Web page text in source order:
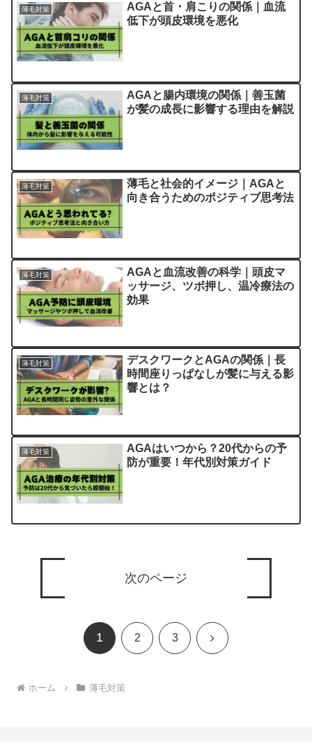
薄毛対策
AGAと首・肩こりの関係｜血流
低下が頭皮環境を悪化
薄毛対策
AGAと腸内環境の関係｜善玉菌
が髪の成長に影響する理由を解説
薄毛対策
薄毛と社会的イメージ｜AGAと
向き合うためのポジティブ思考法
薄毛対策
AGAと血流改善の科学｜頭皮マ
ッサージ、ツボ押し、温冷療法の
効果
薄毛対策
デスクワークとAGAの関係｜長
時間座りっぱなしが髪に与える影
響とは？
薄毛対策
AGAはいつから？20代からの予
防が重要！年代別対策ガイド
次のページ
1 2 3 次
ホーム 薄毛対策